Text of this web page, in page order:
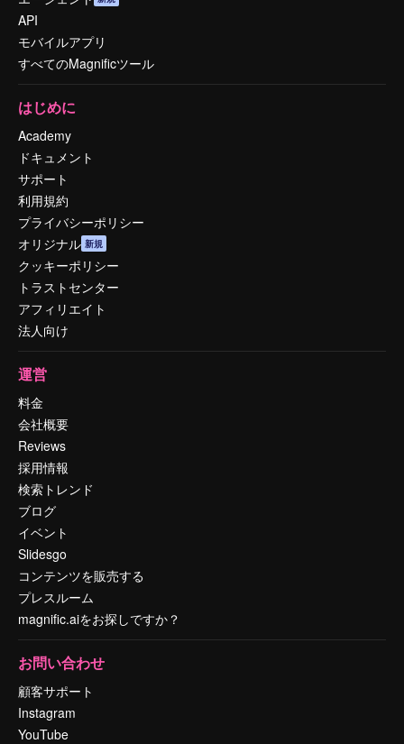
API
モバイルアプリ
すべてのMagnificツール
はじめに
Academy
ドキュメント
サポート
利用規約
プライバシーポリシー
オリジナル 新規
クッキーポリシー
トラストセンター
アフィリエイト
法人向け
運営
料金
会社概要
Reviews
採用情報
検索トレンド
ブログ
イベント
Slidesgo
コンテンツを販売する
プレスルーム
magnific.aiをお探しですか？
お問い合わせ
顧客サポート
Instagram
YouTube